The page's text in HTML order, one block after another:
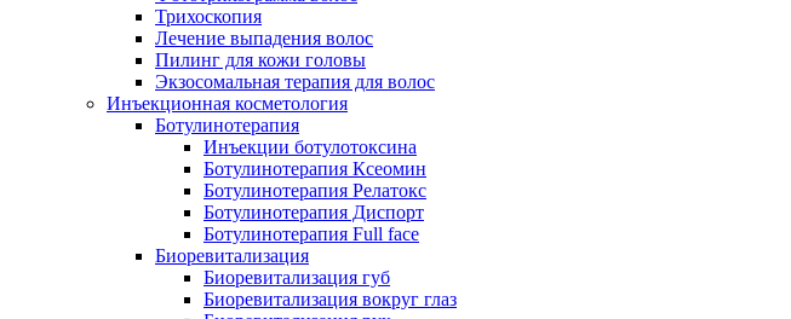
Трихоскопия
Лечение выпадения волос
Пилинг для кожи головы
Экзосомальная терапия для волос
Инъекционная косметология
Ботулинотерапия
Инъекции ботулотоксина
Ботулинотерапия Ксеомин
Ботулинотерапия Релатокс
Ботулинотерапия Диспорт
Ботулинотерапия Full face
Биоревитализация
Биоревитализация губ
Биоревитализация вокруг глаз